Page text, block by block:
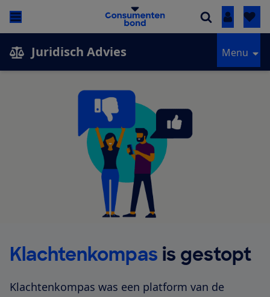
Inloggen
Juridisch Advies Menu
Klachtenkompas is gestopt
Klachtenkompas was een platform van de